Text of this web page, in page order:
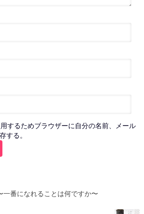
するためブラウザーに自分の名前、メール
する。
一番になれることは何ですか〜